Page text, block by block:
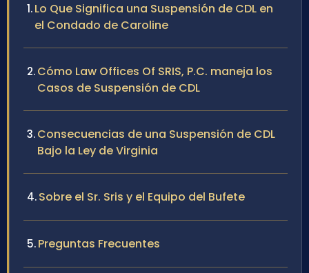
Lo Que Significa una Suspensión de CDL en
el Condado de Caroline
Cómo Law Offices Of SRIS, P.C. maneja los
Casos de Suspensión de CDL
Consecuencias de una Suspensión de CDL
Bajo la Ley de Virginia
Sobre el Sr. Sris y el Equipo del Bufete
Preguntas Frecuentes